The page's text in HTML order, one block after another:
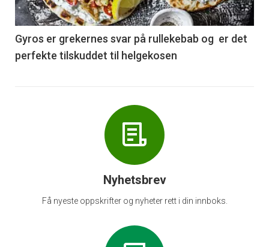
-
6
Gyros er grekernes svar på rullekebab og er det
perfekte tilskuddet til helgekosen
Nyhetsbrev
Få nyeste oppskrifter og nyheter rett i din innboks.